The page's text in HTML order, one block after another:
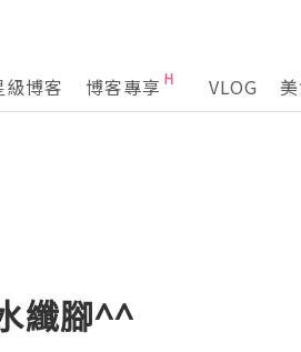
級博客 博客專享 VLOG
纖腳^^